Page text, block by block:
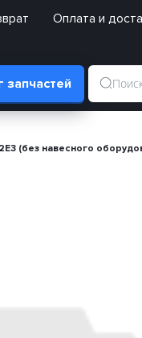
Оплата и
запчастей
(без навесного